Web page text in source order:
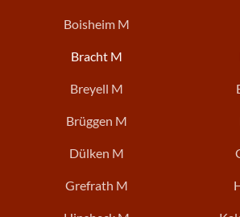
Boisheim M
Bracht M
Breyell M
Brüggen M
Dülken M
Grefrath M